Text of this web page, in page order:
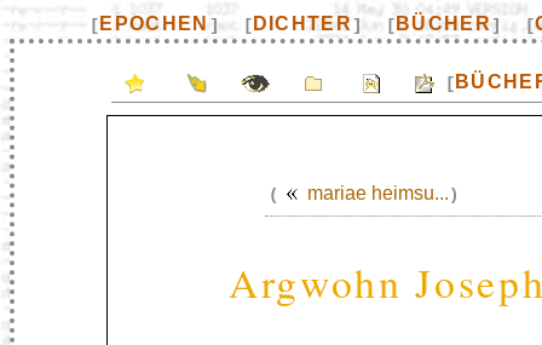
[ EPOCHEN ] [ DICHTER] [ BÜCHER] [
[
( mariae heimsu...)
Argwohn